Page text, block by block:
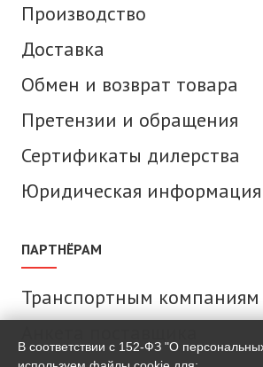
Производство
Доставка
Обмен и возврат товара
Претензии и обращения
Сертификаты дилерства
Юридическая информация
ПАРТНЁРАМ
Транспортным компаниям
В соответствии с 152-ФЗ "О